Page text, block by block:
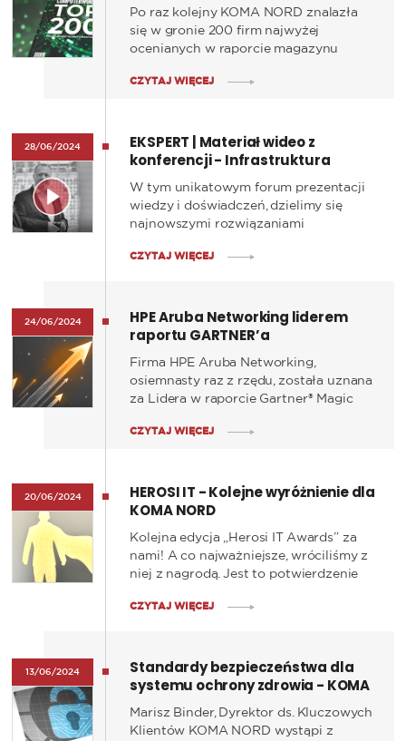
Po raz kolejny KOMA NORD znalazła
się w gronie 200 firm najwyżej
ocenianych w raporcie magazynu
potwierdzenie naszej stabilnej i silnej
CZYTAJ WIĘCEJ
28/06/2024
EKSPERT | Materiał wideo z
konferencji - Infrastruktura
sieciowa IT
W tym unikatowym forum prezentacji
wiedzy i doświadczeń, dzielimy się
najnowszymi rozwiązaniami
Wendta, Dyrektora ds. Kluczowych
doświadczenia zdobyte podczas
realizacji wielu projektów.
CZYTAJ WIĘCEJ
24/06/2024
HPE Aruba Networking liderem
raportu GARTNER’a
Firma HPE Aruba Networking,
osiemnasty raz z rzędu, została uznana
za Lidera w raporcie Gartner® Magic
sieciowej dla przedsiębiorstw. HPE
rozwiązania są wdrażane przez
specjalistów KOMA NORD u wielu
CZYTAJ WIĘCEJ
20/06/2024
HEROSI IT - Kolejne wyróżnienie dla
KOMA NORD
Kolejna edycja „Herosi IT Awards” za
nami! A co najważniejsze, wróciliśmy z
niej z nagrodą. Jest to potwierdzenie
doświadczenia i kompetencji zespołu
CZYTAJ WIĘCEJ
13/06/2024
Standardy bezpieczeństwa dla
systemu ochrony zdrowia - KOMA
NORD w konferencji
Marisz Binder, Dyrektor ds. Kluczowych
Klientów KOMA NORD wystąpi z